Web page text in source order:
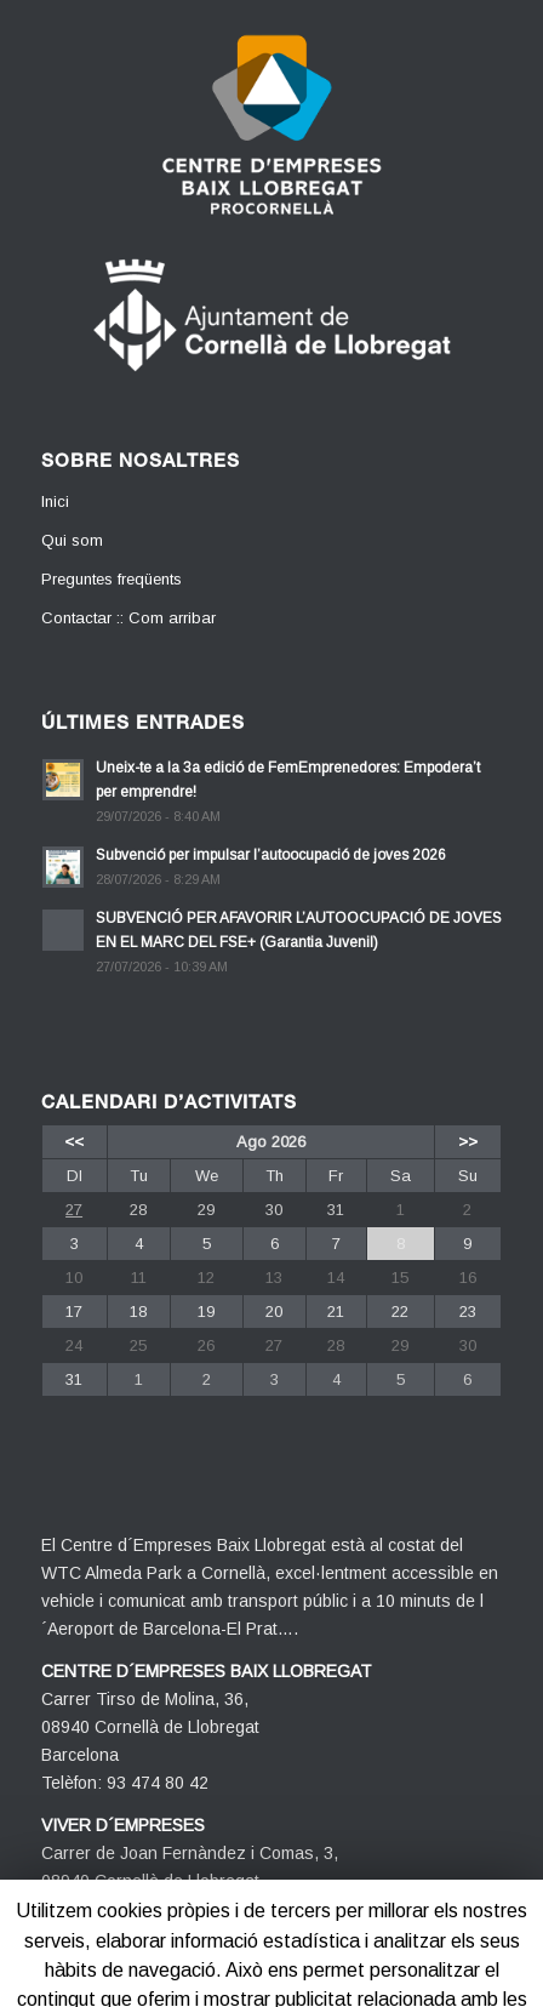
SOBRE NOSALTRES
Inici
Qui som
Preguntes freqüents
Contactar :: Com arribar
ÚLTIMES ENTRADES
Uneix-te a la 3a edició de FemEmprenedores: Empodera’t
per emprendre!
29/07/2026 - 8:40 AM
Subvenció per impulsar l’autoocupació de joves 2026
28/07/2026 - 8:29 AM
SUBVENCIÓ PER AFAVORIR L’AUTOOCUPACIÓ DE JOVES
EN EL MARC DEL FSE+ (Garantia Juvenil)
27/07/2026 - 10:39 AM
CALENDARI D’ACTIVITATS
<< Ago 2026
>>
Dl
Tu We Th Fr Sa
Su
27
28 29 30 31 1
2
3
4 5 6 7 8
9
10
11 12 13 14 15
16
17
18 19 20 21 22
23
24
25 26 27 28 29
30
31
1 2 3 4 5 6
El Centre d´Empreses Baix Llobregat està al costat del
WTC Almeda Park a Cornellà, excel·lentment accessible en
vehicle i comunicat amb transport públic i a 10 minuts de l
´Aeroport de Barcelona-El Prat….
CENTRE D´EMPRESES BAIX LLOBREGAT
Carrer Tirso de Molina, 36,
08940 Cornellà de Llobregat
Barcelona
Telèfon: 93 474 80 42
VIVER D´EMPRESES
Carrer de Joan Fernàndez i Comas, 3,
08940 Cornellà de Llobregat
Barcelona
Telèfon: 93 474 80 42
Utilitzem cookies pròpies i de tercers per millorar els nostres
serveis, elaborar informació estadística i analitzar els seus
hàbits de navegació. Això ens permet personalitzar el
contingut que oferim i mostrar publicitat relacionada amb les